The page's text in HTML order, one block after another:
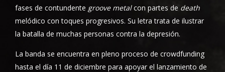
fases de contundente groove metalcon partes de death
melódico con toques progresivos. Su letra trata de ilustrar
la batalla de muchas personas contra la depresión.
La banda se encuentra en pleno proceso de crowdfunding
hasta el día 11 de diciembre para apoyar el lanzamiento de